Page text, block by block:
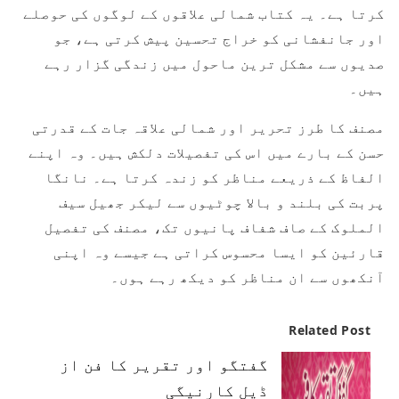
کرتا ہے۔ یہ کتاب شمالی علاقوں کے لوگوں کی حوصلے
اور جانفشانی کو خراج تحسین پیش کرتی ہے، جو
صدیوں سے مشکل ترین ماحول میں زندگی گزار رہے
ہیں۔
مصنف کا طرز تحریر اور شمالی علاقہ جات کے قدرتی
حسن کے بارے میں اس کی تفصیلات دلکش ہیں۔ وہ اپنے
الفاظ کے ذریعے مناظر کو زندہ کرتا ہے۔ نانگا
پربت کی بلند و بالا چوٹیوں سے لیکر جھیل سیف
الملوک کے صاف شفاف پانیوں تک، مصنف کی تفصیل
قارئین کو ایسا محسوس کراتی ہے جیسے وہ اپنی
آنکھوں سے ان مناظر کو دیکھ رہے ہوں۔
Related Post
گفتگو اور تقریر کا فن از
ڈیل کارنیگی